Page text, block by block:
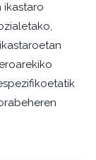
ikastaro